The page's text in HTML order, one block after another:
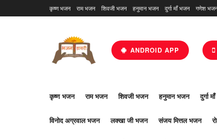
कृष्ण भजन राम भजन शिवजी भजन हनुमान भजन दुर्गा माँ भजन गणेश
ANDROID APP
कृष्ण भजन राम भजन शिवजी भजन हनुमान भजन दुर्गा
विनोद अग्रवाल भजन लक्खा जी भजन संजय मित्तल भजन